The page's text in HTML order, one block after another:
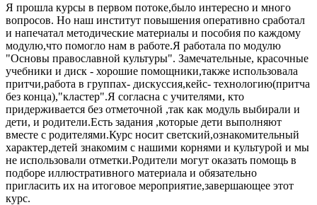
Я прошла курсы в первом потоке,было интересно и много
вопросов. Но наш институт повышения оперативно сработал
и напечатал методические материалы и пособия по каждому
модулю,что помогло нам в работе.Я работала по модулю
"Основы православной культуры". Замечательные, красочные
учебники и диск - хорошие помощники,также использовала
притчи,работа в группах- дискуссия,кейс- технологию(притча
без конца),"кластер".Я согласна с учителями, кто
придерживается без отметочной ,так как модуль выбирали и
дети, и родители.Есть задания ,которые дети выполняют
вместе с родителями.Курс носит светский,ознакомительный
характер,детей знакомим с нашими корнями и культурой и мы
не использовали отметки.Родители могут оказать помощь в
подборе иллюстративного материала и обязательно
пригласить их на итоговое мероприятие,завершающее этот
курс.